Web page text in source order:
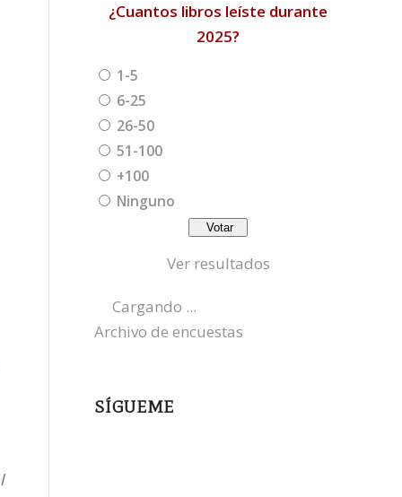
¿Cuantos libros leíste durante
2025?
1-5
6-25
26-50
51-100
+100
Ninguno
Ver resultados
Cargando ...
Archivo de encuestas
SÍGUEME